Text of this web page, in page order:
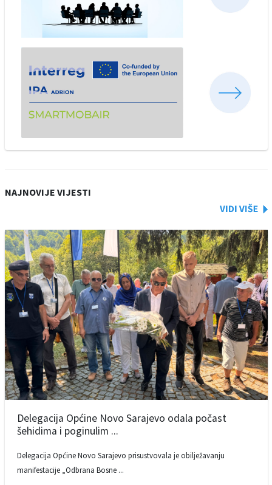
NAJNOVIJE VIJESTI
Delegacija Općine Novo Sarajevo odala počast
šehidima i poginulim ...
Delegacija Općine Novo Sarajevo prisustvovala je obilježavanju
manifestacije „Odbrana Bosne ...